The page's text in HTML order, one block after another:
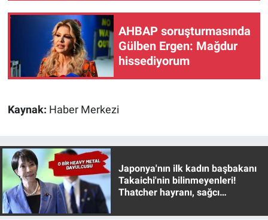
AHBAP soruşturmasında
Gülben Ergen: Mağdur
hissediyorum
Kaynak: Haber Merkezi
Japonya'nın ilk kadın başbakanı
Takaichi'nin bilinmeyenleri!
Thatcher hayranı, sağcı